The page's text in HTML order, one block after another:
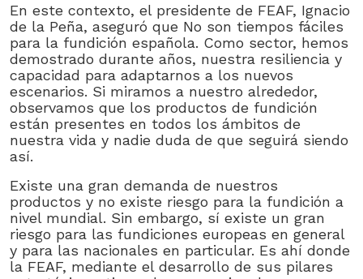
En este contexto, el presidente de FEAF, Ignacio
de la Peña, aseguró que No son tiempos fáciles
para la fundición española. Como sector, hemos
demostrado durante años, nuestra resiliencia y
capacidad para adaptarnos a los nuevos
escenarios. Si miramos a nuestro alrededor,
observamos que los productos de fundición
están presentes en todos los ámbitos de
nuestra vida y nadie duda de que seguirá siendo
así.
Existe una gran demanda de nuestros
productos y no existe riesgo para la fundición a
nivel mundial. Sin embargo, sí existe un gran
riesgo para las fundiciones europeas en general
y para las nacionales en particular. Es ahí donde
la FEAF, mediante el desarrollo de sus pilares